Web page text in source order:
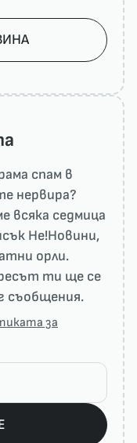
спам в
нервира?
всяка седмица
He!Новини,
орли.
ти ще се
съобщения.
за